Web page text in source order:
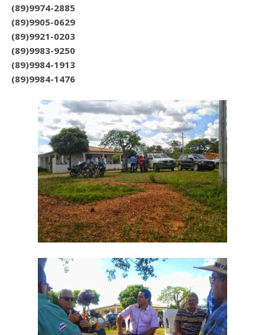
(89)9974-2885
(89)9905-0629
(89)9921-0203
(89)9983-9250
(89)9984-1913
(89)9984-1476